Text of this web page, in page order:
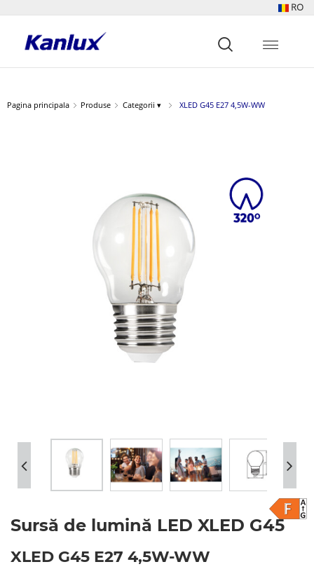
RO
główna
Pagina principala Produse Categorii ▾ XLED G45 E27 4,5W-WW
Sursă de lumină LED XLED G45
XLED G45 E27 4,5W-WW